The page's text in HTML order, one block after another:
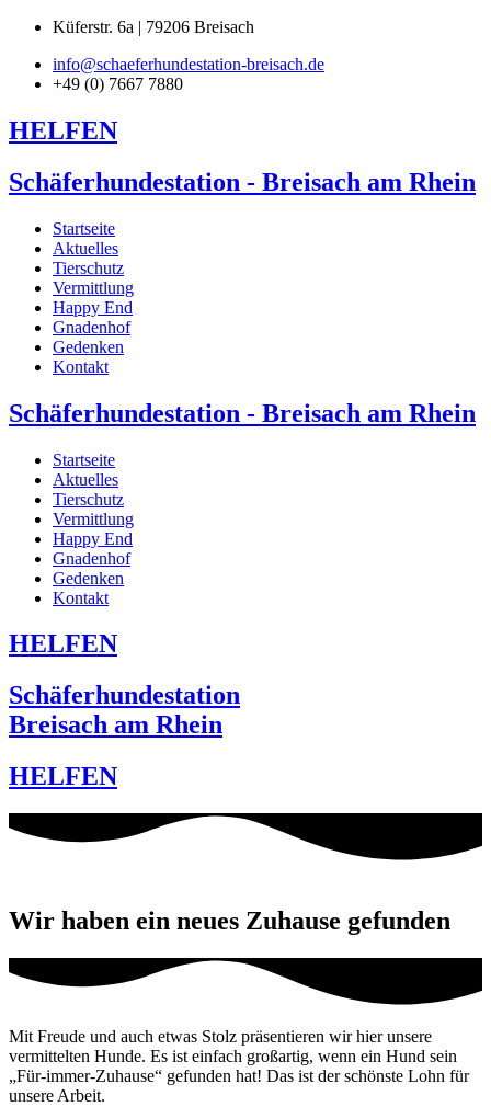
Küferstr. 6a | 79206 Breisach
info@schaeferhundestation-breisach.de
+49 (0) 7667 7880
HELFEN
Schäferhundestation - Breisach am Rhein
Startseite
Aktuelles
Tierschutz
Vermittlung
Happy End
Gnadenhof
Gedenken
Kontakt
Schäferhundestation - Breisach am Rhein
Startseite
Aktuelles
Tierschutz
Vermittlung
Happy End
Gnadenhof
Gedenken
Kontakt
HELFEN
Schäferhundestation
Breisach am Rhein
HELFEN
Wir haben ein neues Zuhause gefunden
Mit Freude und auch etwas Stolz präsentieren wir hier unsere
vermittelten Hunde. Es ist einfach großartig, wenn ein Hund sein
„Für-immer-Zuhause“ gefunden hat! Das ist der schönste Lohn für
unsere Arbeit.